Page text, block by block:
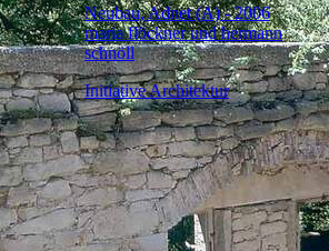
Neubau, Adnet (A) - 2006
maria flöckner und hermann
schnöll
Initiative Architektur